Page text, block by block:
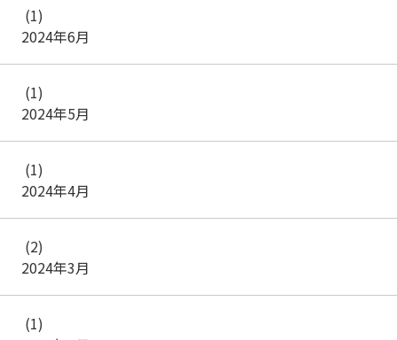
2024年6月
(1)
2024年5月
(1)
2024年4月
(1)
2024年3月
(2)
(1)